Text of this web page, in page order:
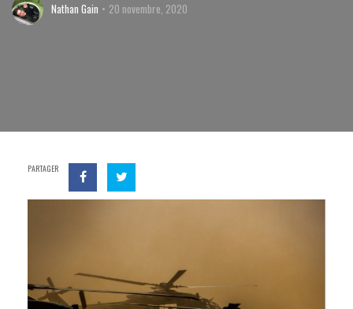
Nathan Gain 20 novembre, 2020
PARTAGER